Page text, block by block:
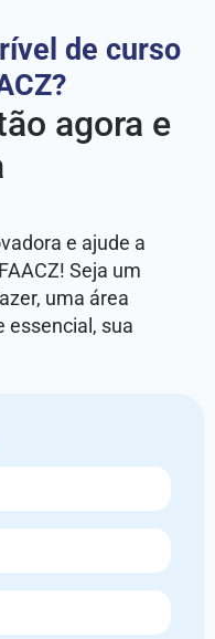
de curso
agora e
e ajude a
Seja um
uma área
essencial, sua